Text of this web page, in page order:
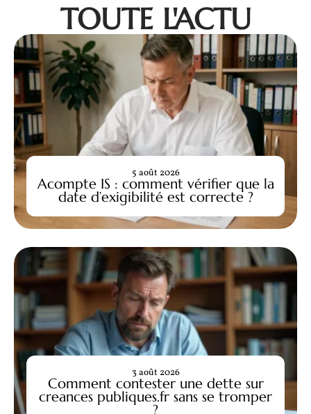
TOUTE L'ACTU
Acompte IS : comment vérifier que la
date d’exigibilité est correcte ?
5 août 2026
Comment contester une dette sur
creances publiques.fr sans se tromper
?
3 août 2026